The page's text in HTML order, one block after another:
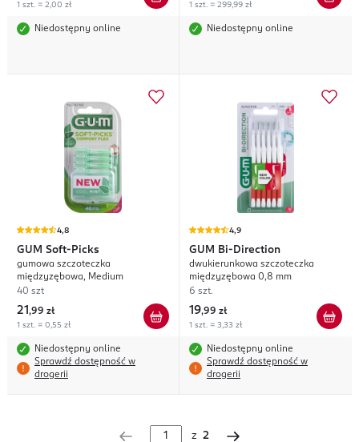
1 szt. = 2,00 zł
Niedostępny online
1 szt. = 299,99 zł
Niedostępny online
4,8
GUM Soft-Picks
gumowa szczoteczka
międzyzębowa, Medium
40 szt
21 ,99 zł
1 szt. = 0,55 zł
Niedostępny online
Sprawdź dostępność w
drogerii
4,9
GUM Bi-Direction
dwukierunkowa szczoteczka
międzyzębowa 0,8 mm
6 szt.
19,99 zł
1 szt. = 3,33 zł
Niedostępny online
Sprawdź dostępność w
drogerii
z 2